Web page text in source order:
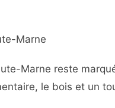
Marne
Marne reste
le bois et un